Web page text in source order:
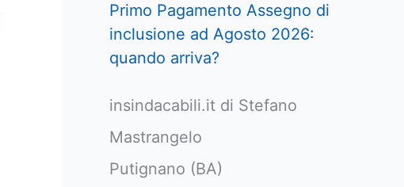
Primo Pagamento Assegno di
inclusione ad Agosto 2026:
quando arriva?
insindacabili.it di Stefano
Mastrangelo
Putignano (BA)